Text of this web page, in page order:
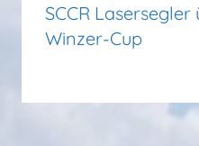
SCCR
Winzer-Cup